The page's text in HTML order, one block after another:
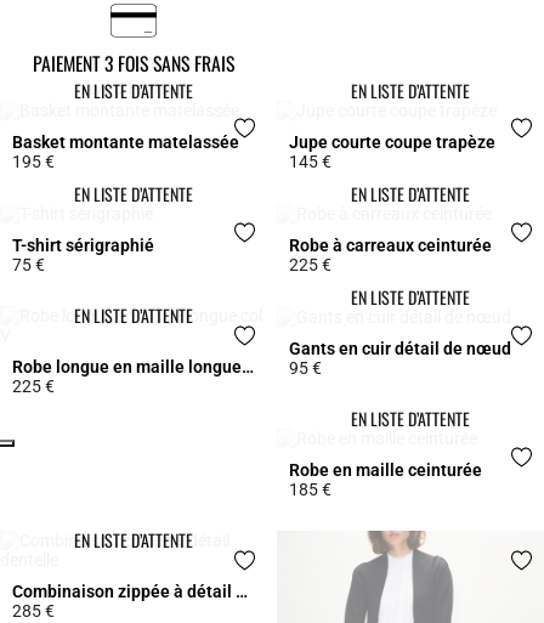
PAIEMENT 3 FOIS SANS FRAIS
Avec Paypal
EN LISTE D’ATTENTE
Basket montante matelassée
195 €
EN LISTE D’ATTENTE
Jupe courte coupe trapèze
145 €
EN LISTE D’ATTENTE
T-shirt sérigraphié
75 €
EN LISTE D’ATTENTE
Robe à carreaux ceinturée
225 €
EN LISTE D’ATTENTE
Robe longue en maille longue col V
225 €
EN LISTE D’ATTENTE
Gants en cuir détail de nœud
95 €
EN LISTE D’ATTENTE
Robe en maille ceinturée
185 €
EN LISTE D’ATTENTE
Combinaison zippée à détail dentelle
285 €